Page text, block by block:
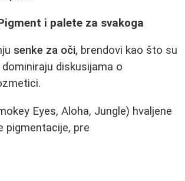
i palete za svakoga
senke za oči, brendovi kao što su
dominiraju diskusijama o
Eyes, Aloha, Jungle) hvaljene
pigmentacije, pre